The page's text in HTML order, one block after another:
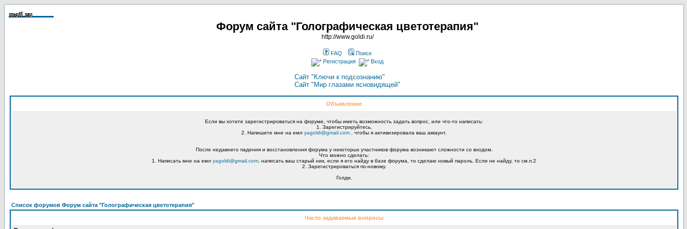
Форум сайта "Голографическая цветотерапия"
http://www.goldi.ru/
FAQ
Поиск
Регистрация
Вход
Сайт "Ключи к подсознанию"
Сайт "Мир глазами ясновидящей"
Объявление
Если вы хотите зарегистрироваться на форуме, чтобы иметь возможность задать вопрос, или что-то написать:
1. Зарегистрируйтесь.
2. Напишите мне на емл yagoldi@gmail.com , чтобы я активизировала ваш аккаунт.
После недавнего падения и восстановления форума у некоторых участников форума возникают сложности со входом.
Что можно сделать:
1. Написать мне на емл yagoldi@gmail.com , написать ваш старый ник, если я его найду в базе форума, то сделаю новый пароль. Если не найду, то см.п.2
2. Зарегистрироваться по-новому.
Голди.
Список форумов Форум сайта "Голографическая цветотерапия"
Часто задаваемые вопросы